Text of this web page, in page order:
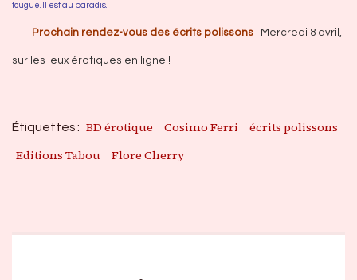
fougue. Il est au paradis.
Prochain rendez-vous des écrits polissons : Mercredi 8 avril,
sur les jeux érotiques en ligne !
Étiquettes : BD érotique Cosimo Ferri
écrits polissons
Editions Tabou
Flore Cherry